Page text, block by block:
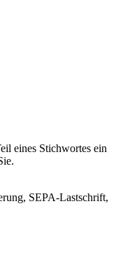
eines Stichwortes ein
SEPA-Lastschrift,